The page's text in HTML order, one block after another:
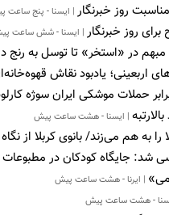
روز خبرنگار | ایسنا - پنج ساعت
روز خبرنگار | ایسنا - شش ساعت
مبهم در «استخر» تا توسل به رنج
اربعینی؛ یادبود نقاش
حملات موشکی ایران سوژه
| ایسنا - هشت ساعت پیش
را به هم می‌زند/ بانوی کربلا از
شد: جایگاه کودکان در
| ایرنا - هشت ساعت پیش
- هشت ساعت پیش